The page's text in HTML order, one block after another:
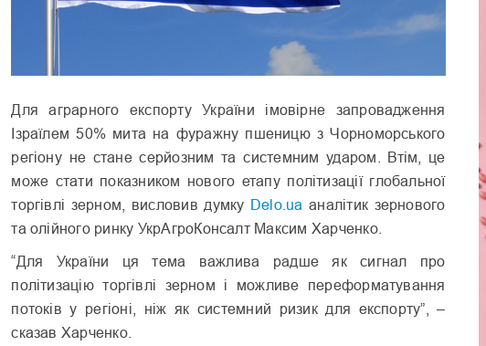
Для аграрного експорту України імовірне запровадження
Ізраїлем 50% мита на фуражну пшеницю з Чорноморського
регіону не стане серйозним та системним ударом. Втім, це
може стати показником нового етапу політизації глобальної
торгівлі зерном, висловив думку Delo.ua аналітик зернового
та олійного ринку УкрАгроКонсалт Максим Харченко.
“Для України ця тема важлива радше як сигнал про
політизацію торгівлі зерном і можливе переформатування
потоків у регіоні, ніж як системний ризик для експорту”, –
сказав Харченко.